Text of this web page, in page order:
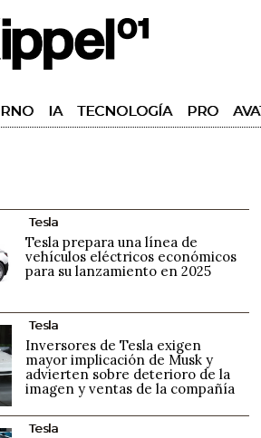
IA TECNOLOGÍA PRO
Tesla
Tesla prepara una línea de
vehículos eléctricos económicos
para su lanzamiento en 2025
Tesla
Inversores de Tesla exigen
mayor implicación de Musk y
advierten sobre deterioro de la
imagen y ventas de la compañía
Tesla